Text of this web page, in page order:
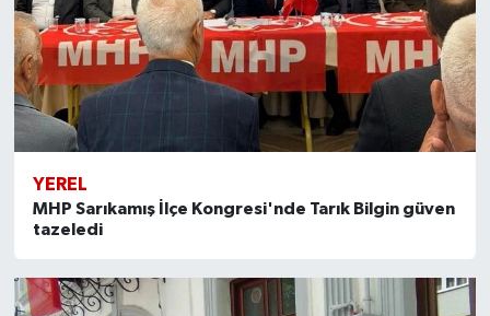
YEREL
MHP Sarıkamış İlçe Kongresi'nde Tarık Bilgin güven
tazeledi